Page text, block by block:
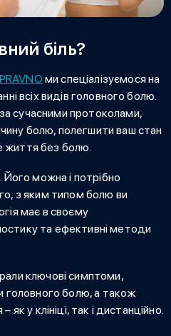
біль?
ми спеціалізуємося на
всіх видів головного болю.
сучасними протоколами,
болю, полегшити ваш стан
життя без болю.
Його можна і потрібно
з яким типом болю ви
має в своєму
та ефективні методи
ключові симптоми,
головного болю, а також
як у клініці, так і дистанційно.